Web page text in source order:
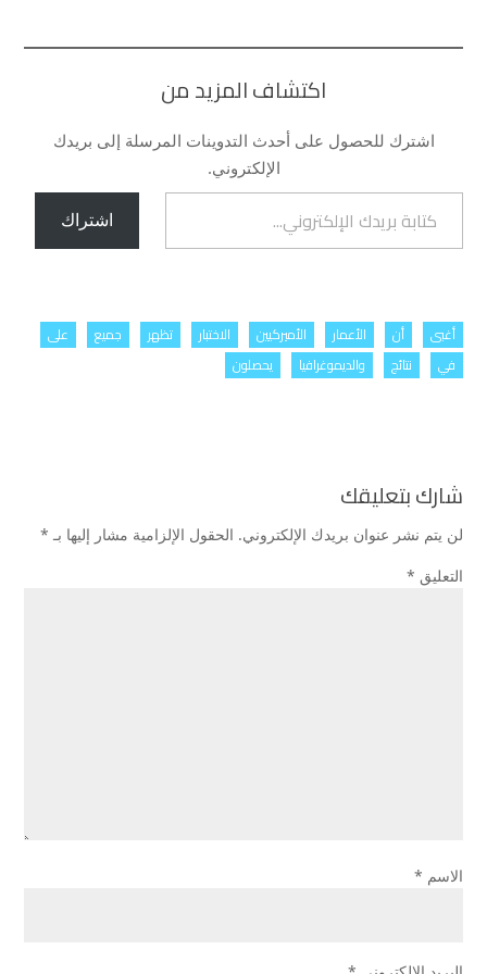
اكتشاف المزيد من
اشترك للحصول على أحدث التدوينات المرسلة إلى بريدك
الإلكتروني.
كتابة بريدك الإلكتروني...
اشتراك
أغبى أن الأعمار الأميركيين الاختبار تظهر جميع
على
في
نتائج والديموغرافيا يحصلون
شارك بتعليقك
لن يتم نشر عنوان بريدك الإلكتروني. الحقول الإلزامية مشار إليها بـ *
التعليق *
الاسم *